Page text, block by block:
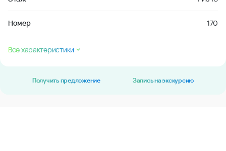
Номер 170
Все характеристики
Получить предложение Запись на экскурсию